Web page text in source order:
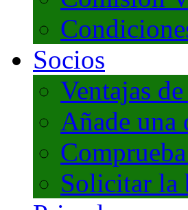
Socios
Ventajas
Añade una
Solicitar la